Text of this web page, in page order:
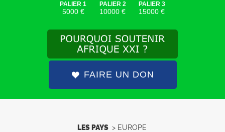
PALIER 1
5000 €
PALIER 2
10000 €
PALIER 3
15000 €
FAIRE UN DON
LES PAYS > EUROPE